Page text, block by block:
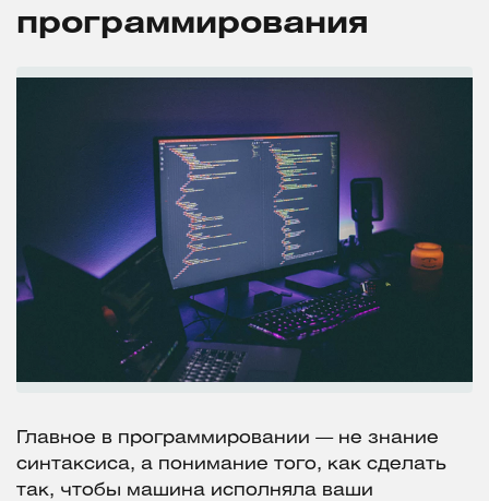
программирования
Главное в программировании — не знание
синтаксиса, а понимание того, как сделать
так, чтобы машина исполняла ваши